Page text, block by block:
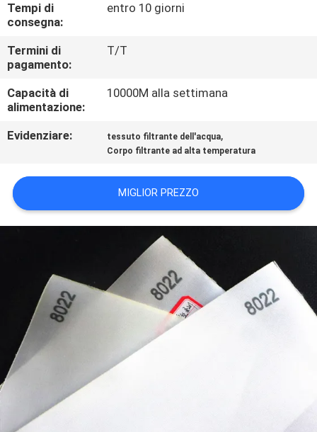
RICHIEDA
UNA
CITAZIONE
DEL
SITO
PRIVACY
Tempi di
consegna:
entro 10 giorni
Termini di
pagamento:
T/T
Capacità di
alimentazione:
10000M alla settimana
Evidenziare: tessuto filtrante dell'acqua,
Corpo filtrante ad alta temperatura
MIGLIOR PREZZO